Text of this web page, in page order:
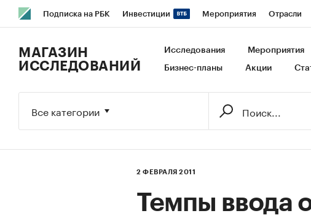
Подписка на РБК Инвестиции Мероприятия Отрасли
Исследования Кредитные рейтинги Франшизы Газета
МАГАЗИН
ИССЛЕДОВАНИЙ
Исследования Мероприятия
Бизнес-планы Акции
Все категории
2 ФЕВРАЛЯ 2011
Темпы ввода